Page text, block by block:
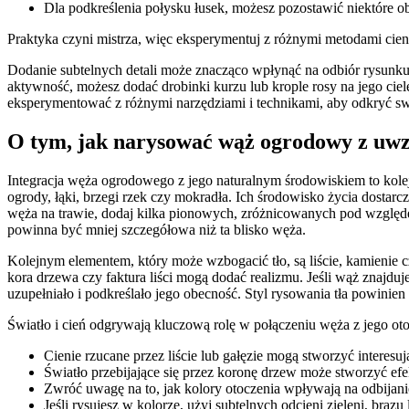
Dla podkreślenia połysku łusek, możesz pozostawić niektóre
Praktyka czyni mistrza, więc eksperymentuj z różnymi metodami
Dodanie subtelnych detali może znacząco wpłynąć na odbiór
aktywność, możesz dodać drobinki kurzu lub krople rosy na jego
eksperymentować z różnymi narzędziami i technikami, aby odkryć
O tym, jak narysować wąż ogrodowy z
Integracja węża ogrodowego z jego naturalnym środowiskiem to
ogrody, łąki, brzegi rzek czy mokradła. Ich środowisko życia
węża na trawie, dodaj kilka pionowych, zróżnicowanych pod
powinna być mniej szczegółowa niż ta blisko węża.
Kolejnym elementem, który może wzbogacić tło, są liście, kamienie
kora drzewa czy faktura liści mogą dodać realizmu. Jeśli wąż
uzupełniało i podkreślało jego obecność. Styl rysowania tła
Światło i cień odgrywają kluczową rolę w połączeniu węża z jego
Cienie rzucane przez liście lub gałęzie mogą stworzyć
Światło przebijające się przez koronę drzew może stworzyć
Zwróć uwagę na to, jak kolory otoczenia wpływają na
Jeśli rysujesz w kolorze, użyj subtelnych odcieni zieleni, brązu